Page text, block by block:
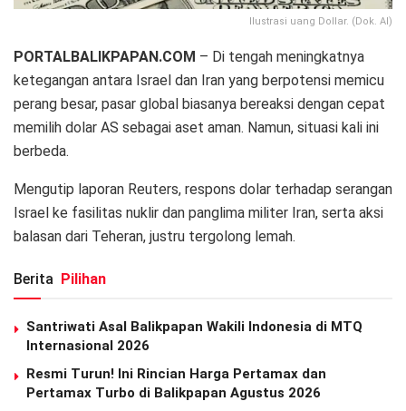
Ilustrasi uang Dollar. (Dok. AI)
PORTALBALIKPAPAN.COM – Di tengah meningkatnya
ketegangan antara Israel dan Iran yang berpotensi memicu
perang besar, pasar global biasanya bereaksi dengan cepat
memilih dolar AS sebagai aset aman. Namun, situasi kali ini
berbeda.
Mengutip laporan Reuters, respons dolar terhadap serangan
Israel ke fasilitas nuklir dan panglima militer Iran, serta aksi
balasan dari Teheran, justru tergolong lemah.
Berita Pilihan
Santriwati Asal Balikpapan Wakili Indonesia di MTQ
Internasional 2026
Resmi Turun! Ini Rincian Harga Pertamax dan
Pertamax Turbo di Balikpapan Agustus 2026